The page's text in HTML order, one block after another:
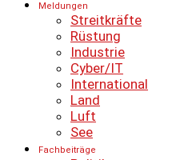
Meldungen
Streitkräfte
Rüstung
Industrie
Cyber/IT
International
Land
Luft
See
Fachbeiträge